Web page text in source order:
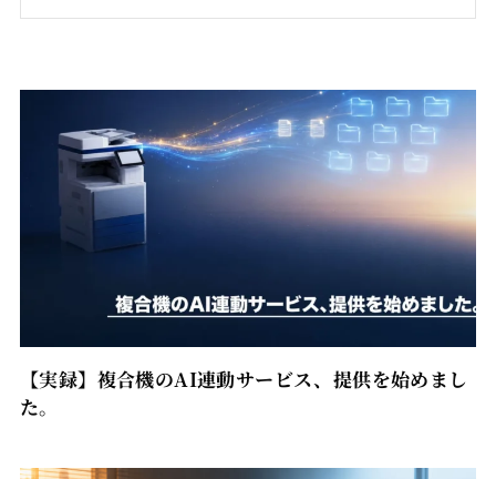
【実録】複合機のAI連動サービス、提供を始めまし
た。